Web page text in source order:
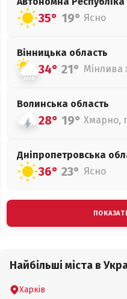
35° 19° Ясно
Вінницька область
34° 21° Мінлива
Волинська область
28° 19° Хмарно,
Дніпропетровська
36° 23° Ясно
Найбільші міста в
Харків